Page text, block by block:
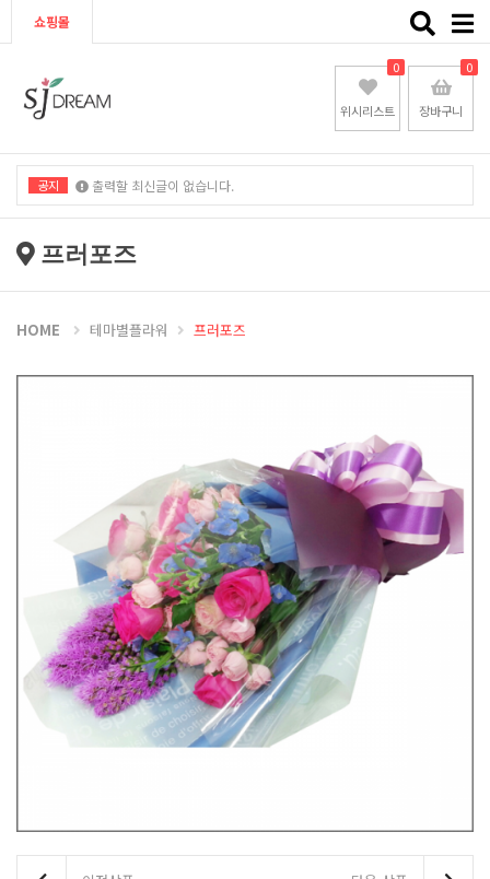
쇼핑몰
Toggle
위시리스트
0
장바구니
0
공지 출력할 최신글이 없습니다.
출력할 최신글이 없습니다.
프러포즈
HOME 테마별플라워 프러포즈